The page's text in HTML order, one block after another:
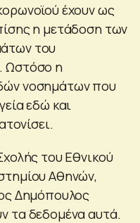
έχουν ως
η μετάδοση των
του
Ωστόσο η
νοσημάτων που
εδώ και
του Εθνικού
Αθηνών,
Δημόπουλος
τα δεδομένα αυτά.